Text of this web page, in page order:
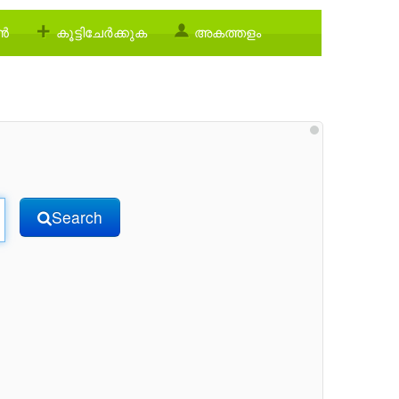
കൂട്ടിചേര്‍ക്കുക അകത്തളം
Search